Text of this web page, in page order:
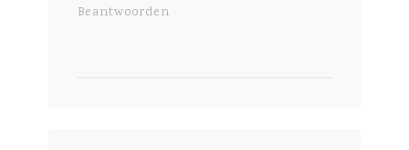
Beantwoorden